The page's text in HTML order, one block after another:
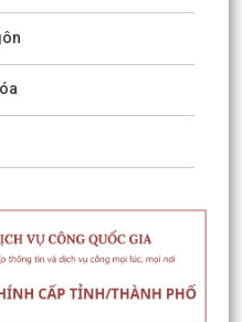
trình thu hồi để kiểm tra,
dòng xe mô tô Honda
3 HĐND thành phố Hải
kỳ 2021 - 2026